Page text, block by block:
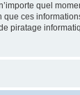
quel
ces
piratage